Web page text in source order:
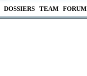
DOSSIERS TEAM FORUM